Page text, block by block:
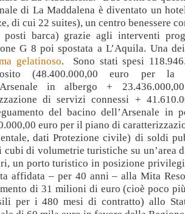
di La Maddalena è diventato un
di cui 22 suites), un centro benessere
posti barca) grazie agli interventi
G 8 poi spostata a L’Aquila. Una
gelatinoso. Sono stati spesi
(48.400.000,00 euro per la
in albergo +
di servizi connessi +
del bacino dell’Arsenale in
euro per il piano di
dati Protezione civile) di soldi
cubi di volumetrie turistiche su un’area
un porto turistico in posizione
affidata – per 40 anni – alla Mita
di 31 milioni di euro (cioè poco
per i 480 mesi di contratto) allo